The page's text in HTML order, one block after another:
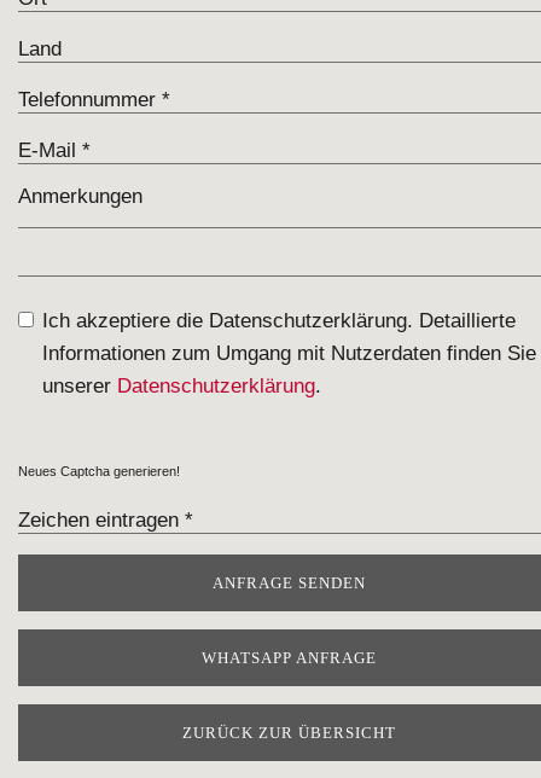
Ich akzeptiere die Datenschutzerklärung. Detaillierte
Informationen zum Umgang mit Nutzerdaten finden Sie
unserer Datenschutzerklärung.
Neues Captcha generieren!
WHATSAPP ANFRAGE
ZURÜCK ZUR ÜBERSICHT